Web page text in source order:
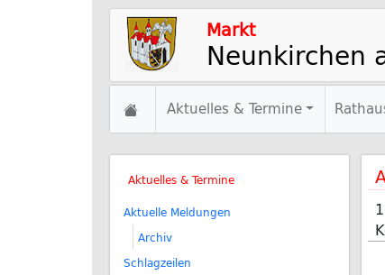
Markt
Neunkirchen
Aktuelles & Termine
Aktuelles & Termine
Aktuelle Meldungen
Archiv
Schlagzeilen